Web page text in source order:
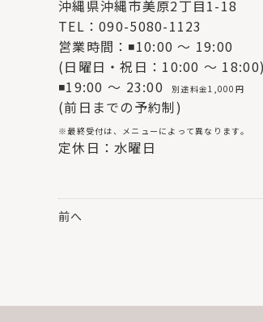
沖縄県沖縄市美原2丁目1-18
TEL：090-5080-1123
営業時間：◾10:00 〜 19:00
(日曜日・祝日：10:00 〜 18:00)
◾19:00 〜 23:00
別途料金1,000円
(前日までの予約制)
※最終受付は、メニューによって異なります。
定休日：水曜日
前へ